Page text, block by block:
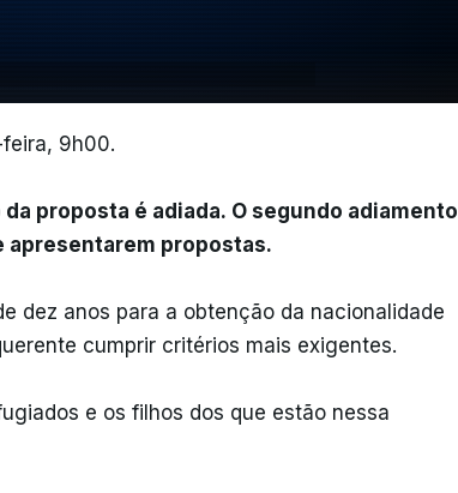
9h00.
proposta é adiada. O segundo adiamento
apresentarem propostas.
dez anos para a obtenção da nacionalidade
cumprir critérios mais exigentes.
e os filhos dos que estão nessa